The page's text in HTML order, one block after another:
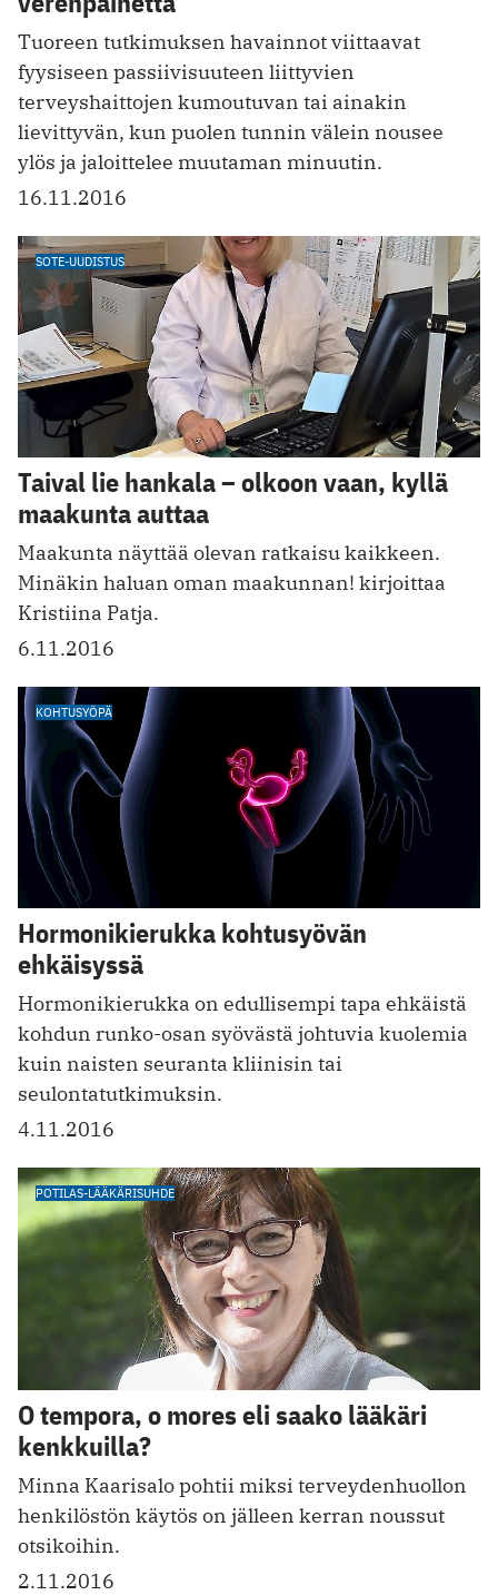
Tuoreen tutkimuksen havainnot viittaavat
fyysiseen passiivisuuteen liittyvien
terveyshaittojen kumoutuvan tai ainakin
lievittyvän, kun puolen tunnin välein nousee
ylös ja jaloittelee muutaman minuutin.
16.11.2016
SOTE-UUDISTUS
Taival lie hankala – olkoon vaan, kyllä
maakunta auttaa
Maakunta näyttää olevan ratkaisu kaikkeen.
Minäkin haluan oman maakunnan! kirjoittaa
Kristiina Patja.
6.11.2016
KOHTUSYÖPÄ
Hormonikierukka kohtusyövän
ehkäisyssä
Hormonikierukka on edullisempi tapa ehkäistä
kohdun runko-osan syövästä johtuvia kuolemia
kuin naisten seuranta kliinisin tai
seulontatutkimuksin.
4.11.2016
POTILAS-LÄÄKÄRISUHDE
O tempora, o mores eli saako lääkäri
kenkkuilla?
Minna Kaarisalo pohtii miksi terveydenhuollon
henkilöstön käytös on jälleen kerran noussut
otsikoihin.
2.11.2016